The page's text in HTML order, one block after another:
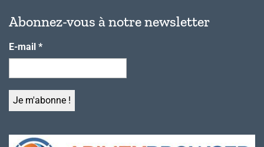
Abonnez-vous à notre newsletter
E-mail *